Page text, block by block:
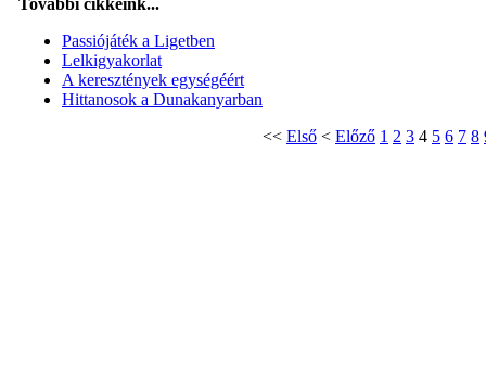
További cikkeink...
Passiójáték a Ligetben
Lelkigyakorlat
A keresztények egységéért
Hittanosok a Dunakanyarban
<< Első < Előző 1 2 3 4 5 6 7 8